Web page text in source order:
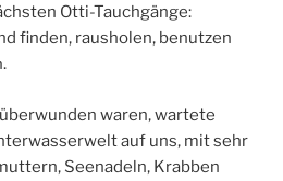
Otti-Tauchgänge:
finden, rausholen, benutzen
waren, wartete
auf uns, mit sehr
Seenadeln, Krabben